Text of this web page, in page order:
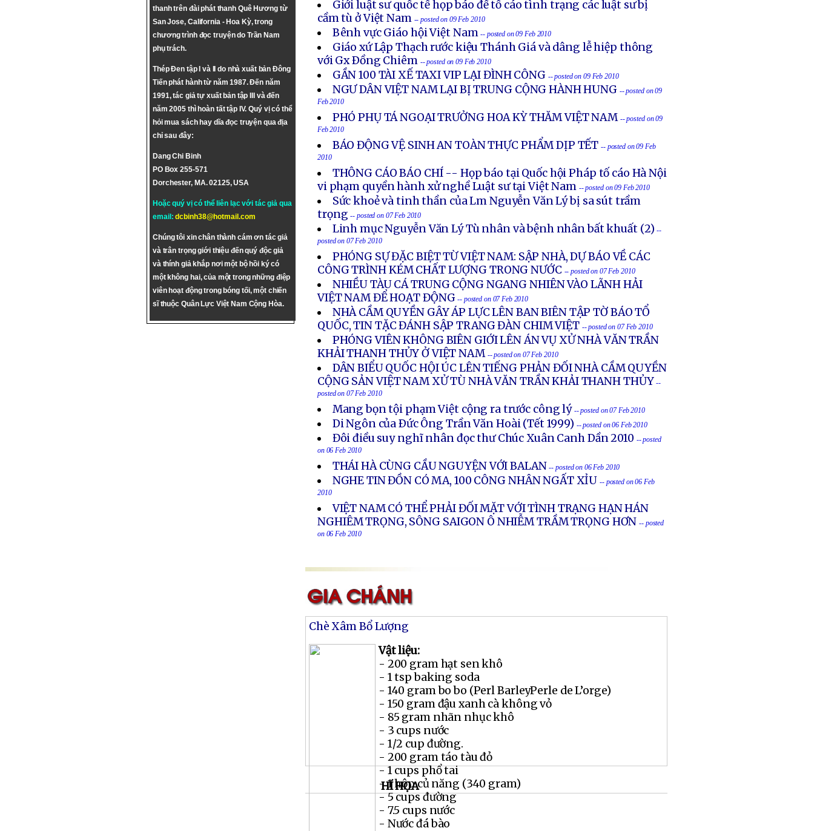
thanh trên đài phát thanh Quê Hương từ
San Jose, California - Hoa Kỳ, trong
chương trình đọc truyện do Trần Nam
phụ trách.
Thép Đen tập I và II do nhà xuất bản Đông
Tiến phát hành từ năm 1987. Đến năm
1991, tác giả tự xuất bản tập III và đến
năm 2005 thì hoàn tất tập IV. Quý vị có thể
hỏi mua sách hay dĩa đọc truyện qua địa
chỉ sau đây:
Dang Chi Binh
PO Box 255-571
Dorchester, MA. 02125, USA
Hoặc quý vị có thể liên lạc với tác giả qua
email:dcbinh38@hotmail.com
Chúng tôi xin chân thành cám ơn tác giả
và trân trọng giới thiệu đến quý độc giả
và thính giả khắp nơi một bộ hồi ký có
một không hai, của một trong những điệp
viên hoạt động trong bóng tối, một chiến
sĩ thuộc Quân Lực Việt Nam Cộng Hòa.
Giới luật sư quốc tế họp báo để tố cáo tình trạng các luật sư bị
cầm tù ở Việt Nam -- posted on 09 Feb 2010
Bênh vực Giáo hội Việt Nam-- posted on 09 Feb 2010
Giáo xứ Lập Thạch rước kiệu Thánh Giá và dâng lễ hiệp thông
với Gx Ðồng Chiêm -- posted on 09 Feb 2010
GẦN 100 TÀI XẾ TAXI VIP LẠI ĐÌNH CÔNG -- posted on 09 Feb 2010
NGƯ DÂN VIỆT NAM LẠI BỊ TRUNG CỘNG HÀNH HUNG -- posted on 09
Feb 2010
PHÓ PHỤ TÁ NGOẠI TRƯỞNG HOA KỲ THĂM VIỆT NAM -- posted on 09
Feb 2010
BÁO ĐỘNG VỆ SINH AN TOÀN THỰC PHẨM DỊP TẾT -- posted on 09 Feb
2010
THÔNG CÁO BÁO CHÍ -- Họp báo tại Quốc hội Pháp tố cáo Hà Nội
vi phạm quyền hành xử nghề Luật sư tại Việt Nam -- posted on 09 Feb 2010
Sức khoẻ và tinh thần của Lm Nguyễn Văn Lý bị sa sút trầm
trọng-- posted on 07 Feb 2010
Linh mục Nguyễn Văn Lý Tù nhân và bệnh nhân bất khuất (2) --
posted on 07 Feb 2010
PHÓNG SỰ ĐẶC BIỆT TỪ VIỆT NAM: SẬP NHÀ, DỰ BÁO VỀ CÁC
CÔNG TRÌNH KÉM CHẤT LƯỢNG TRONG NƯỚC -- posted on 07 Feb 2010
NHIỀU TÀU CÁ TRUNG CỘNG NGANG NHIÊN VÀO LÃNH HẢI
VIỆT NAM ĐỂ HOẠT ĐỘNG -- posted on 07 Feb 2010
NHÀ CẦM QUYỀN GÂY ÁP LỰC LÊN BAN BIÊN TẬP TỜ BÁO TỔ
QUỐC, TIN TẶC ĐÁNH SẬP TRANG ĐÀN CHIM VIỆT -- posted on 07 Feb 2010
PHÓNG VIÊN KHÔNG BIÊN GIỚI LÊN ÁN VỤ XỬ NHÀ VĂN TRẦN
KHẢI THANH THỦY Ở VIỆT NAM -- posted on 07 Feb 2010
DÂN BIỂU QUỐC HỘI ÚC LÊN TIẾNG PHẢN ĐỐI NHÀ CẦM QUYỀN
CỘNG SẢN VIỆT NAM XỬ TÙ NHÀ VĂN TRẦN KHẢI THANH THỦY --
posted on 07 Feb 2010
Mang bọn tội phạm Việt cộng ra trước công lý -- posted on 07 Feb 2010
Di Ngôn của Ðức Ông Trần Văn Hoài (Tết 1999) -- posted on 06 Feb 2010
Đôi điều suy nghĩ nhân đọc thư Chúc Xuân Canh Dần 2010 -- posted
on 06 Feb 2010
THÁI HÀ CÙNG CẦU NGUYỆN VỚI BALAN -- posted on 06 Feb 2010
NGHE TIN ĐỒN CÓ MA, 100 CÔNG NHÂN NGẤT XỈU -- posted on 06 Feb
2010
VIỆT NAM CÓ THỂ PHẢI ĐỐI MẶT VỚI TÌNH TRẠNG HẠN HÁN
NGHIÊM TRỌNG, SÔNG SAIGON Ô NHIỄM TRẦM TRỌNG HƠN -- posted
on 06 Feb 2010
Chè Xâm Bổ Lượng
Vật liệu:
- 200 gram hạt sen khô
- 1 tsp baking soda
- 140 gram bo bo (Perl BarleyPerle de L’orge)
- 150 gram đậu xanh cà không vỏ
- 85 gram nhãn nhục khô
- 3 cups nước
- 1/2 cup đường.
- 200 gram táo tàu đỏ
- 1 cups phổ tai
- 1 hộp củ năng (340 gram)
- 5 cups đường
- 7.5 cups nước
- Nước đá bào
HÍ HỌA